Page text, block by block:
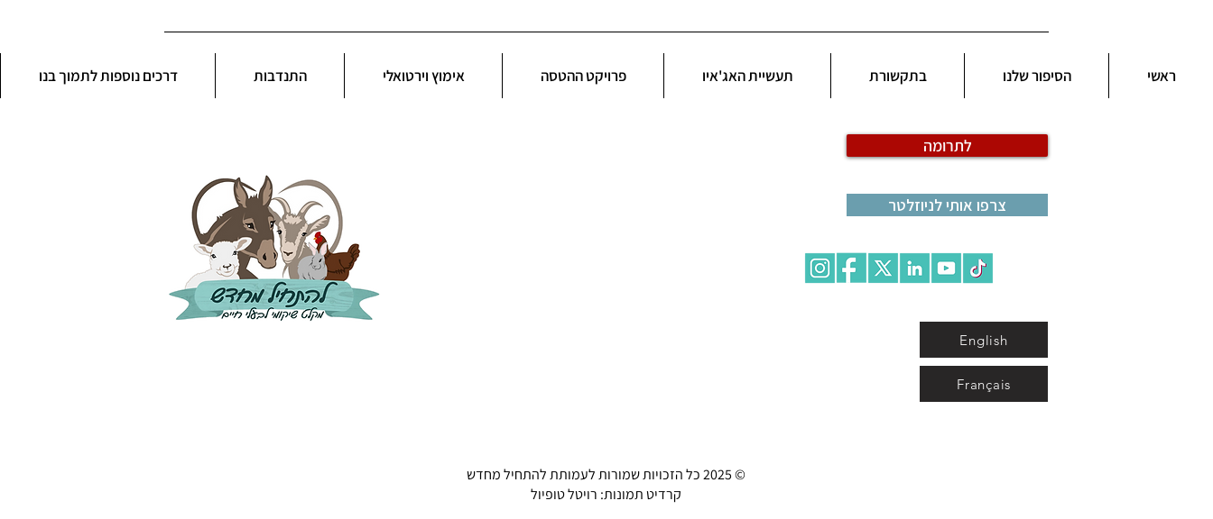
ראשי הסיפור שלנו בתקשורת תעשיית האג'איו פרויקט ההטסה אימוץ וירטואלי התנדבות דרכים נוספות לתמוך בנו
לתרומה
צרפו אותי לניוזלטר
English
Français
© 2025 כל הזכויות שמורות לעמותת להתחיל מחדש
קרדיט תמונות: רויטל טופיול